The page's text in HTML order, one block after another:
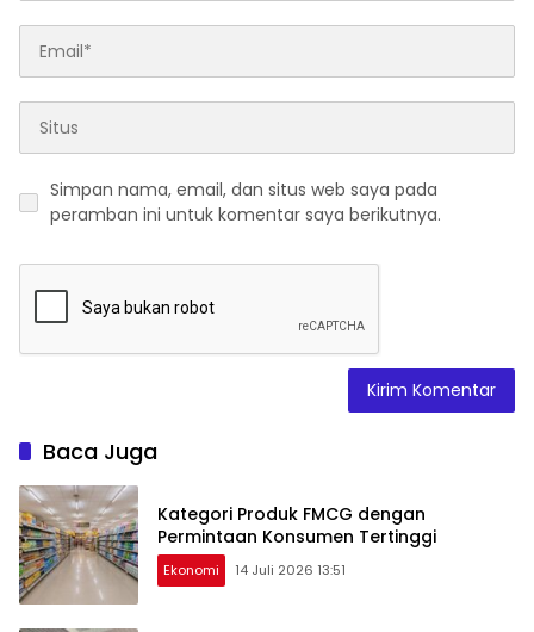
Simpan nama, email, dan situs web saya pada
peramban ini untuk komentar saya berikutnya.
Baca Juga
Kategori Produk FMCG dengan
Permintaan Konsumen Tertinggi
Ekonomi 14 Juli 2026 13:51